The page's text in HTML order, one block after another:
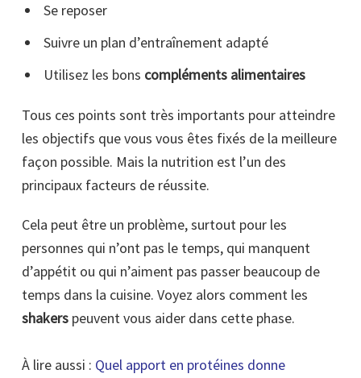
Se reposer
Suivre un plan d’entraînement adapté
Utilisez les bons compléments alimentaires
Tous ces points sont très importants pour atteindre
les objectifs que vous vous êtes fixés de la meilleure
façon possible. Mais la nutrition est l’un des
principaux facteurs de réussite.
Cela peut être un problème, surtout pour les
personnes qui n’ont pas le temps, qui manquent
d’appétit ou qui n’aiment pas passer beaucoup de
temps dans la cuisine. Voyez alors comment les
shakers peuvent vous aider dans cette phase.
À lire aussi : Quel apport en protéines donne